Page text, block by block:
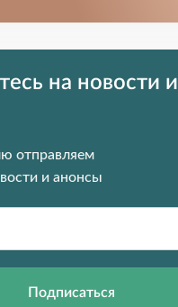
на новости и
отправляем
и анонсы
Подписаться